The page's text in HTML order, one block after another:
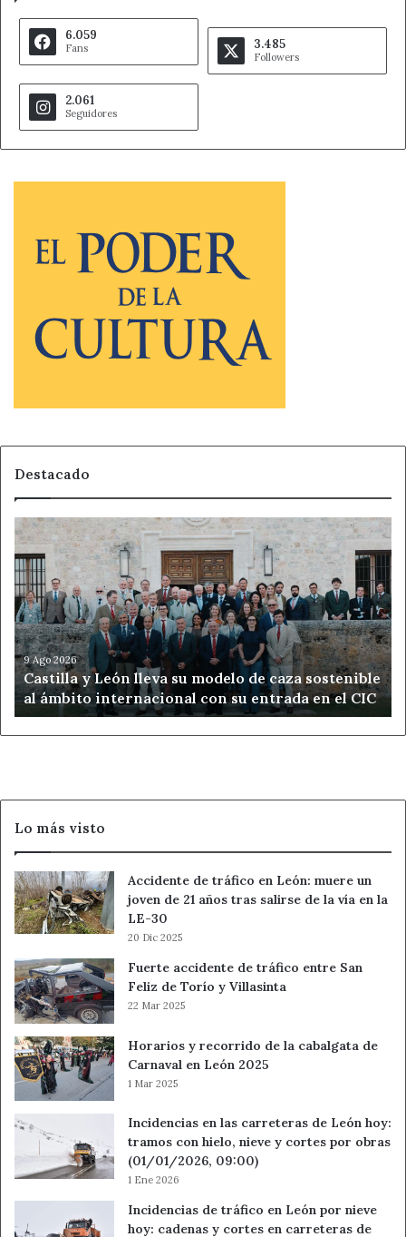
6.059
Fans 3.485
Followers
2.061
Seguidores
Destacado
Castilla
León
lleva
su
modelo
de
caza
sostenible
al
ámbito
internacional
el
CIC
9 Ago 2026
Castilla y León lleva su modelo de caza sostenible
al ámbito internacional con su entrada en el CIC
Lo más visto
Accidente de tráfico en León: muere un
joven de 21 años tras salirse de la vía en la
LE-30
20 Dic 2025
Fuerte accidente de tráfico entre San
Feliz de Torío y Villasinta
22 Mar 2025
Horarios y recorrido de la cabalgata de
Carnaval en León 2025
1 Mar 2025
Incidencias en las carreteras de León hoy:
tramos con hielo, nieve y cortes por obras
(01/01/2026, 09:00)
1 Ene 2026
Incidencias de tráfico en León por nieve
hoy: cadenas y cortes en carreteras de